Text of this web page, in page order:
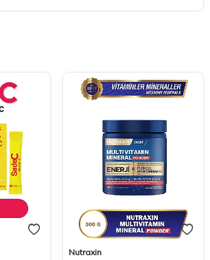
Nutraxin